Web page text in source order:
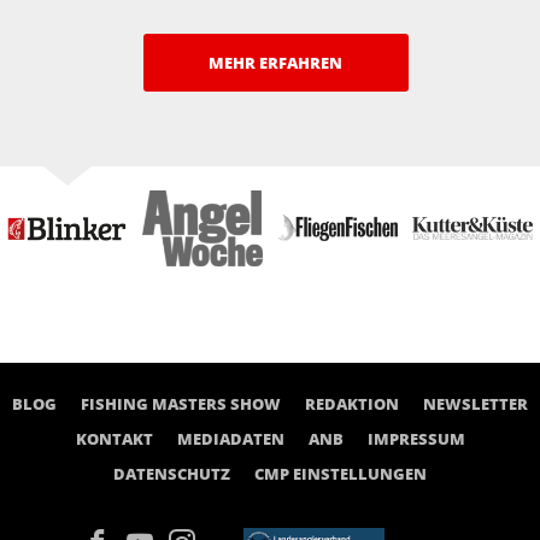
MEHR ERFAHREN
BLOG FISHING MASTERS SHOW REDAKTION
NEWSLETTER
KONTAKT
MEDIADATEN ANB
IMPRESSUM
DATENSCHUTZ
CMP EINSTELLUNGEN